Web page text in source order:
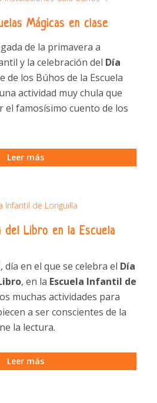
Mágicas en clase
de la primavera a
y la celebración del Día
de los Búhos de la Escuela
actividad muy chula que
el famosísimo cuento de los
Leer más
del Libro en la Escuela
día en el que se celebra el Día
, en la Escuela Infantil de
muchas actividades para
a ser conscientes de la
la lectura.
Leer más